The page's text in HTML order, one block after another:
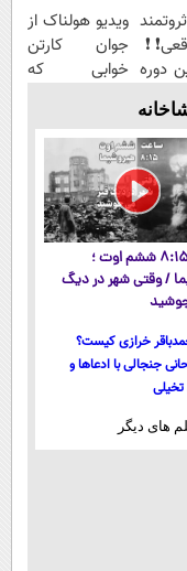
دوره
هم
ویدیو هولناک از
جوان کارتن
خوابی که
ساعت ۸:۱۵ ششم اوت ؛
/ وقتی شهر در دیگ
خرازی کیست؟
جنجالی با ادعاها و
های دیگر